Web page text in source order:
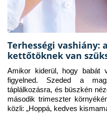
Terhességi vashiány:
kettőtöknek van
Amikor kiderül, hogy babát
figyelned. Szeded a
táplálkozásra, és büszkén
második trimeszter
közli: „Hoppá, kedves